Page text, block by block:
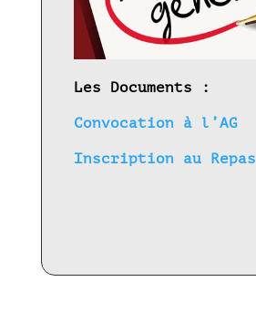
Les Documents :
Convocation à l’AG
Inscription au Repas